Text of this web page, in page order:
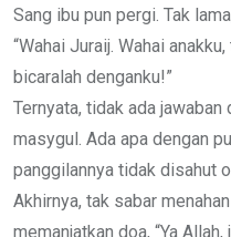
Sang ibu pun pergi. Tak
“Wahai Juraij. Wahai
bicaralah denganku!”
Ternyata, tidak ada
masygul. Ada apa dengan
panggilannya tidak disahut
Akhirnya, tak sabar
memanjatkan doa, “Ya